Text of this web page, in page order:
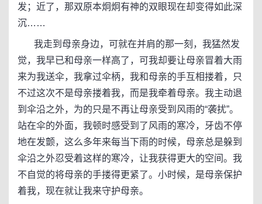
发；近了，那双原本炯炯有神的双眼现在却变得如此深
沉……
我走到母亲身边，可就在并肩的那一刻，我猛然发
觉，我早已和母亲一样高了，可我却要让母亲冒着大雨
来为我送伞，我拿过伞柄，我和母亲的手互相搂着，只
不过这次不是母亲搂着我，而是我牵着母亲。我主动退
到伞沿之外，为的只是不再让母亲受到风雨的“袭扰”。
站在伞的外面，我顿时感受到了风雨的寒冷，牙齿不停
地在发颤，这么多年来每当下雨的时候，母亲总是躲到
伞沿之外忍受着这样的寒冷，让我获得更大的空间。我
不自觉的将母亲的手搂得更紧了。小时候，是母亲保护
着我，现在就让我来守护母亲。